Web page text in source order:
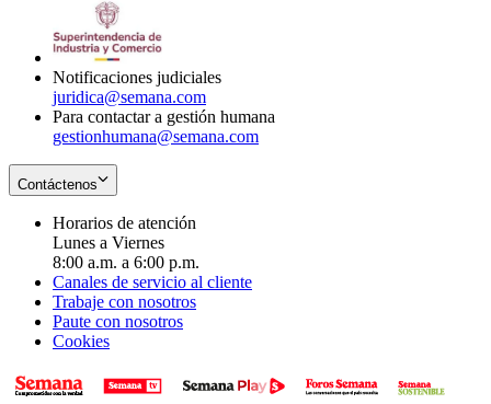
Notificaciones judiciales
juridica@semana.com
Para contactar a gestión humana
gestionhumana@semana.com
Contáctenos
Horarios de atención
Lunes a Viernes
8:00 a.m. a 6:00 p.m.
Canales de servicio al cliente
Trabaje con nosotros
Paute con nosotros
Cookies